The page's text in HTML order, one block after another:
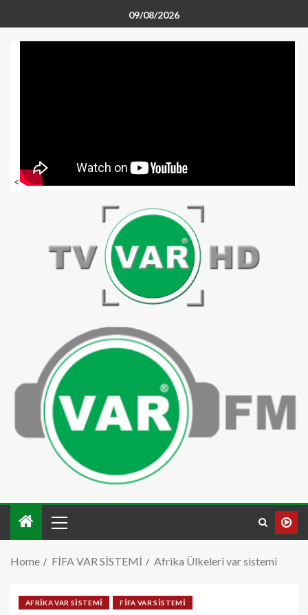
09/08/2026
<
Home FİFA VAR SİSTEMİ Afrika Ülkeleri var sistemi
AFRİKA VAR SİSTEMİ FİFA VAR SİSTEMİ